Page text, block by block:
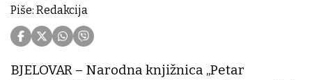
Piše: Redakcija
BJELOVAR – Narodna knjižnica „Petar